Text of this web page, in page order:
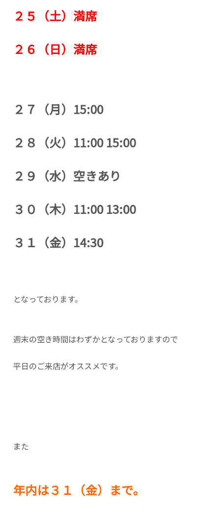
２５（土）満席
２６（日）満席
２７（月）15:00
２８（火）11:00 15:00
２９（水）空きあり
３０（木）11:00 13:00
３１（金）14:30
となっております。
週末の空き時間はわずかとなっておりますので
平日のご来店がオススメです。
また
年内は３１（金）まで。